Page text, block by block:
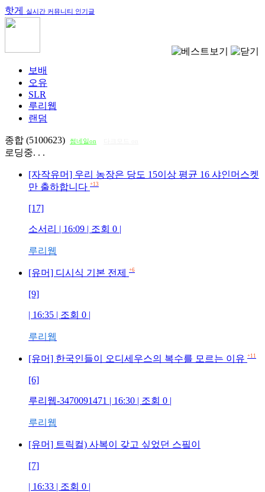
핫게 실시간 커뮤니티 인기글
보배
오유
SLR
루리웹
랜덤
종합 (5100623) 썸네일on
로딩중. . .
[자작유머] 우리 농장은 당도 15이상 평균 16 샤인머스켓
만 출하합니다 +13
[17]
소서리 | 16:09 | 조회 0 |
루리웹
[유머] 디시식 기본 전제 +6
[9]
| 16:35 | 조회 0 |
루리웹
[유머] 한국인들이 오디세우스의 복수를 모르는 이유 +11
[6]
루리웹-3470091471 | 16:30 | 조회 0 |
루리웹
[유머] 트릭컬) 사복이 갖고 싶었던 스핔이
[7]
| 16:33 | 조회 0 |